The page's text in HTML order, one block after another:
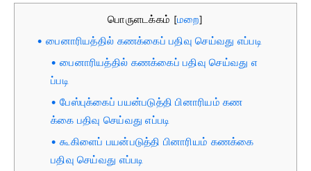
பொருளடக்கம் [மறை]
பைனாரியத்தில் கணக்கைப் பதிவு செய்வது எப்படி
பைனாரியத்தில் கணக்கைப் பதிவு செய்வது எ
ப்படி
பேஸ்புக்கைப் பயன்படுத்தி பினாரியம் கண
க்கை பதிவு செய்வது எப்படி
கூகிளைப் பயன்படுத்தி பினாரியம் கணக்கை
பதிவு செய்வது எப்படி